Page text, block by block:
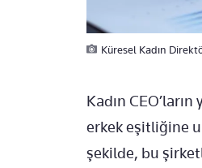
Küresel Kadın
Kadın
erkek eşitliğine
şekilde, bu